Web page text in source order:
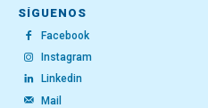
SÍGUENOS
Facebook
Instagram
Linkedin
Mail